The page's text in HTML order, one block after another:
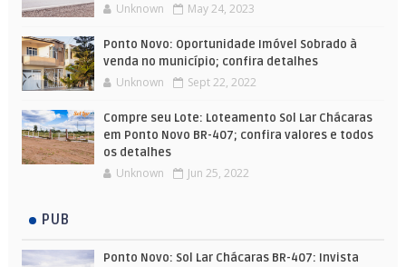
Unknown May 24, 2023
Ponto Novo: Oportunidade Imóvel Sobrado à
venda no município; confira detalhes
Unknown Sept 22, 2022
Compre seu Lote: Loteamento Sol Lar Chácaras
em Ponto Novo BR-407; confira valores e todos
os detalhes
Unknown Jun 25, 2022
PUB
Ponto Novo: Sol Lar Chácaras BR-407: Invista